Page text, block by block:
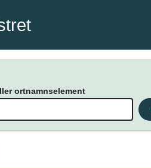
ortnamnselement